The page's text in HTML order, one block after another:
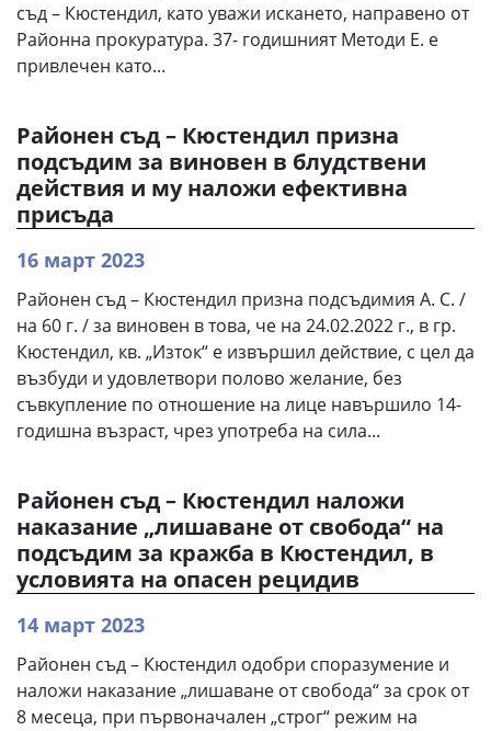
съд – Кюстендил, като уважи искането, направено от
Районна прокуратура. 37- годишният Методи Е. е
привлечен като...
Районен съд – Кюстендил призна
подсъдим за виновен в блудствени
действия и му наложи ефективна
присъда
16 март 2023
Районен съд – Кюстендил призна подсъдимия А. С. /
на 60 г. / за виновен в това, че на 24.02.2022 г., в гр.
Кюстендил, кв. „Изток“ е извършил действие, с цел да
възбуди и удовлетвори полово желание, без
съвкупление по отношение на лице навършило 14-
годишна възраст, чрез употреба на сила...
Районен съд – Кюстендил наложи
наказание „лишаване от свобода“ на
подсъдим за кражба в Кюстендил, в
условията на опасен рецидив
14 март 2023
Районен съд – Кюстендил одобри споразумение и
наложи наказание „лишаване от свобода“ за срок от
8 месеца, при първоначален „строг“ режим на